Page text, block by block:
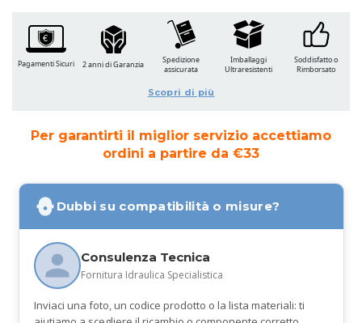
Per garantirti il miglior servizio accettiamo
ordini a partire da €33
Dubbi su compatibilità o misure?
Consulenza Tecnica
Fornitura Idraulica Specialistica
Inviaci una foto, un codice prodotto o la lista materiali: ti
Pagamenti Sicuri 2 anni di Garanzia
Spedizione
assicurata
Imballaggi
Ultraresistenti
Soddisfatto o
Rimborsato
Scopri di più